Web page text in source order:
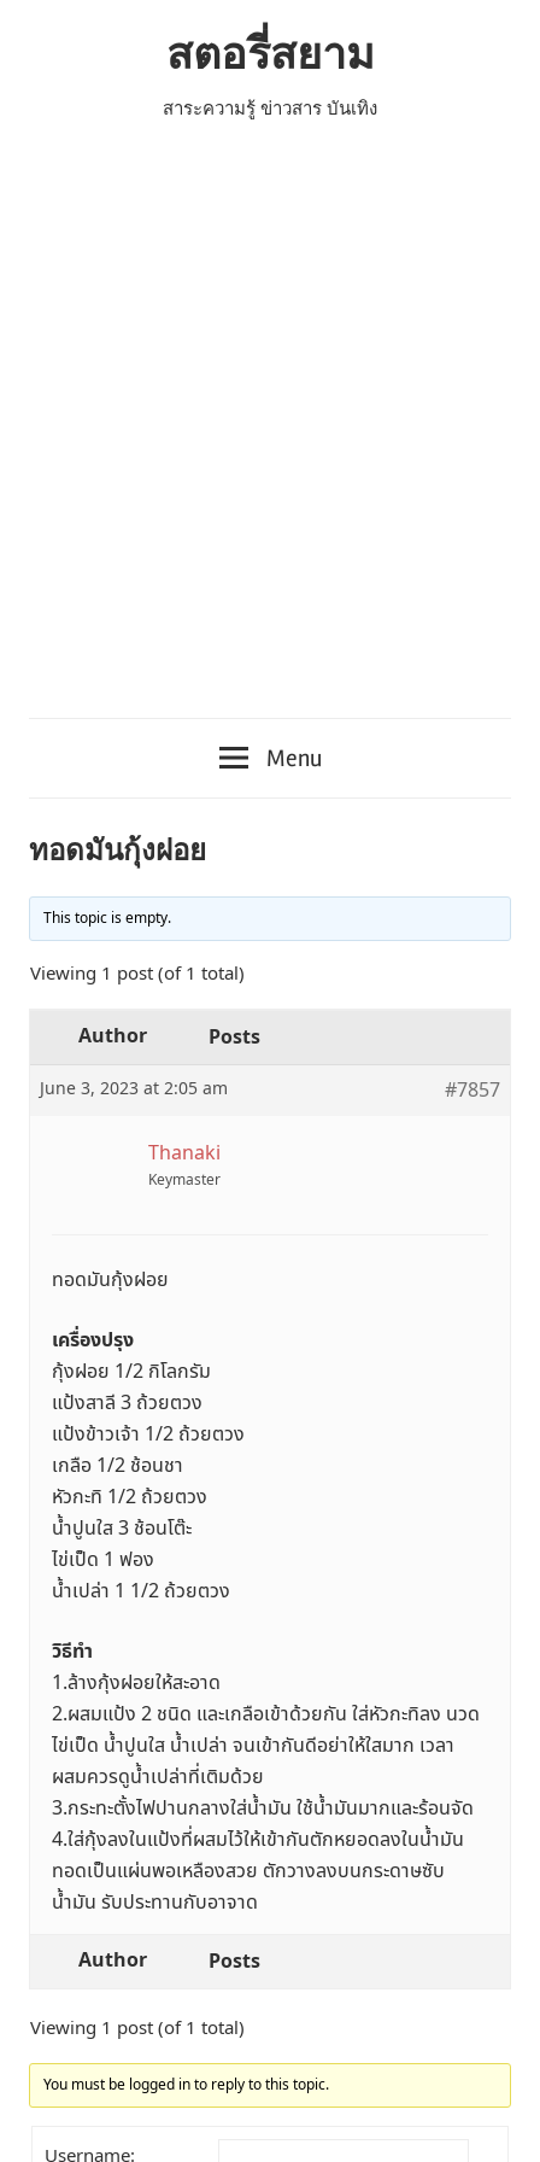
สตอรี่สยาม
สาระความรู้ ข่าวสาร บันเทิง
Menu
ทอดมันกุ้งฝอย
This topic is empty.
Viewing 1 post (of 1 total)
Author Posts
June 3, 2023 at 2:05 am #7857
Thanaki
Keymaster
ทอดมันกุ้งฝอย
เครื่องปรุง
กุ้งฝอย 1/2 กิโลกรัม
แป้งสาลี 3 ถ้วยตวง
แป้งข้าวเจ้า 1/2 ถ้วยตวง
เกลือ 1/2 ช้อนชา
หัวกะทิ 1/2 ถ้วยตวง
น้ำปูนใส 3 ช้อนโต๊ะ
ไข่เป็ด 1 ฟอง
น้ำเปล่า 1 1/2 ถ้วยตวง
วิธีทำ
1.ล้างกุ้งฝอยให้สะอาด
2.ผสมแป้ง 2 ชนิด และเกลือเข้าด้วยกัน ใส่หัวกะทิลง นวด
ไข่เป็ด น้ำปูนใส น้ำเปล่า จนเข้ากันดีอย่าให้ใสมาก เวลา
ผสมควรดูน้ำเปล่าที่เติมด้วย
3.กระทะตั้งไฟปานกลางใส่น้ำมัน ใช้น้ำมันมากและร้อนจัด
4.ใส่กุ้งลงในแป้งที่ผสมไว้ให้เข้ากันตักหยอดลงในน้ำมัน
ทอดเป็นแผ่นพอเหลืองสวย ตักวางลงบนกระดาษซับ
น้ำมัน รับประทานกับอาจาด
Author
Posts
Viewing 1 post (of 1 total)
You must be logged in to reply to this topic.